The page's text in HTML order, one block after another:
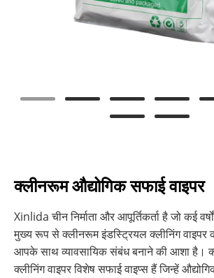
क्लीनरूम औद्योगिक सफाई वाइपर
Xinlida चीन निर्माता और आपूर्तिकर्ता है जो कई
मुख्य रूप से क्लीनरूम इंडस्ट्रियल क्लीनिंग वाइपर
आपके साथ व्यावसायिक संबंध बनाने की आशा है।
क्लीनिंग वाइपर विशेष सफाई वाइप्स हैं जिन्हें